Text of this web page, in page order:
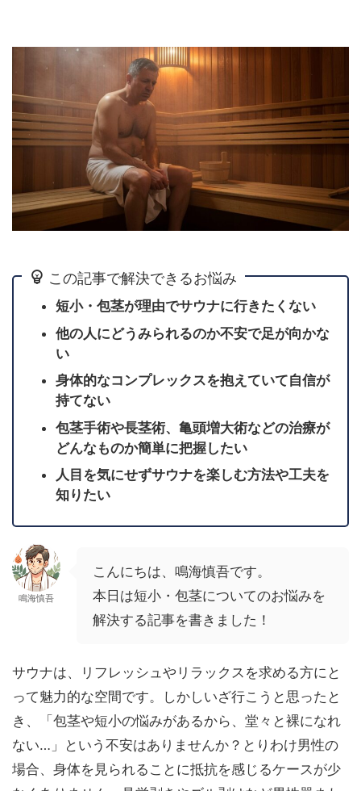
この記事で解決できるお悩み
短小・包茎が理由でサウナに行きたくない
他の人にどうみられるのか不安で足が向かな
い
身体的なコンプレックスを抱えていて自信が
持てない
包茎手術や長茎術、亀頭増大術などの治療が
どんなものか簡単に把握したい
人目を気にせずサウナを楽しむ方法や工夫を
知りたい
鳴海慎吾
こんにちは、鳴海慎吾です。
本日は短小・包茎についてのお悩みを
解決する記事を書きました！
サウナは、リフレッシュやリラックスを求める方にと
って魅力的な空間です。しかしいざ行こうと思ったと
き、「包茎や短小の悩みがあるから、堂々と裸になれ
ない…」という不安はありませんか？とりわけ男性の
場合、身体を見られることに抵抗を感じるケースが少